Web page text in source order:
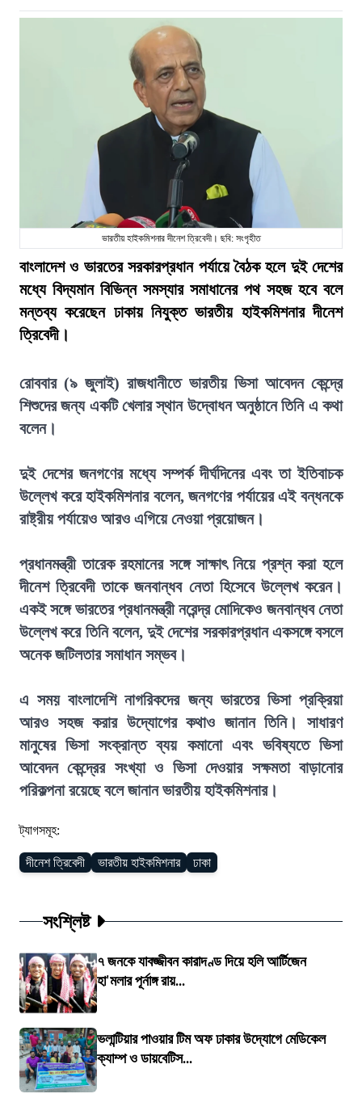
ভারতীয় হাইকমিশনার দীনেশ ত্রিবেদী। ছবি: সংগৃহীত
বাংলাদেশ ও ভারতের সরকারপ্রধান পর্যায়ে বৈঠক হলে দুই দেশের
মধ্যে বিদ্যমান বিভিন্ন সমস্যার সমাধানের পথ সহজ হবে বলে
মন্তব্য করেছেন ঢাকায় নিযুক্ত ভারতীয় হাইকমিশনার দীনেশ
ত্রিবেদী।
রোববার (৯ জুলাই) রাজধানীতে ভারতীয় ভিসা আবেদন কেন্দ্রে
শিশুদের জন্য একটি খেলার স্থান উদ্বোধন অনুষ্ঠানে তিনি এ কথা
বলেন।
দুই দেশের জনগণের মধ্যে সম্পর্ক দীর্ঘদিনের এবং তা ইতিবাচক
উল্লেখ করে হাইকমিশনার বলেন, জনগণের পর্যায়ের এই বন্ধনকে
রাষ্ট্রীয় পর্যায়েও আরও এগিয়ে নেওয়া প্রয়োজন।
প্রধানমন্ত্রী তারেক রহমানের সঙ্গে সাক্ষাৎ নিয়ে প্রশ্ন করা হলে
দীনেশ ত্রিবেদী তাকে জনবান্ধব নেতা হিসেবে উল্লেখ করেন।
একই সঙ্গে ভারতের প্রধানমন্ত্রী নরেন্দ্র মোদিকেও জনবান্ধব নেতা
উল্লেখ করে তিনি বলেন, দুই দেশের সরকারপ্রধান একসঙ্গে বসলে
অনেক জটিলতার সমাধান সম্ভব।
এ সময় বাংলাদেশি নাগরিকদের জন্য ভারতের ভিসা প্রক্রিয়া
আরও সহজ করার উদ্যোগের কথাও জানান তিনি। সাধারণ
মানুষের ভিসা সংক্রান্ত ব্যয় কমানো এবং ভবিষ্যতে ভিসা
আবেদন কেন্দ্রের সংখ্যা ও ভিসা দেওয়ার সক্ষমতা বাড়ানোর
পরিকল্পনা রয়েছে বলে জানান ভারতীয় হাইকমিশনার।
ট্যাগসমূহ:
দীনেশ ত্রিবেদী ভারতীয় হাইকমিশনার ঢাকা
সংশ্লিষ্ট
৭ জনকে যাবজ্জীবন কারাদণ্ড দিয়ে হলি আর্টিজেন
হা'মলার পূর্নাঙ্গ রায়...
ভলান্টিয়ার পাওয়ার টিম অফ ঢাকার উদ্যোগে মেডিকেল
ক্যাম্প ও ডায়বেটিস...